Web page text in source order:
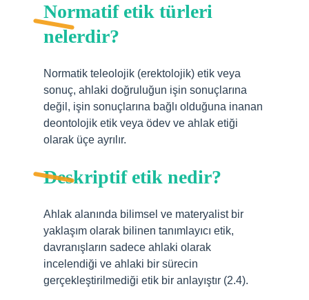
Normatif etik türleri
nelerdir?
Normatik teleolojik (erektolojik) etik veya
sonuç, ahlaki doğruluğun işin sonuçlarına
değil, işin sonuçlarına bağlı olduğuna inanan
deontolojik etik veya ödev ve ahlak etiği
olarak üçe ayrılır.
Deskriptif etik nedir?
Ahlak alanında bilimsel ve materyalist bir
yaklaşım olarak bilinen tanımlayıcı etik,
davranışların sadece ahlaki olarak
incelendiği ve ahlaki bir sürecin
gerçekleştirilmediği etik bir anlayıştır (2.4).